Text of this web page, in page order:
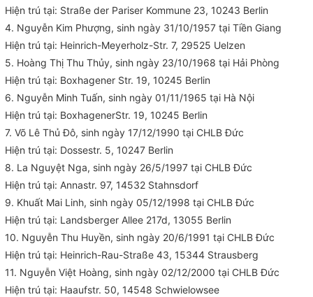
Hiện trú tại: Straße der Pariser Kommune 23, 10243 Berlin
4. Nguyễn Kim Phượng, sinh ngày 31/10/1957 tại Tiền Giang
Hiện trú tại: Heinrich-Meyerholz-Str. 7, 29525 Uelzen
5. Hoàng Thị Thu Thủy, sinh ngày 23/10/1968 tại Hải Phòng
Hiện trú tại: Boxhagener Str. 19, 10245 Berlin
6. Nguyễn Minh Tuấn, sinh ngày 01/11/1965 tại Hà Nội
Hiện trú tại: BoxhagenerStr. 19, 10245 Berlin
7. Võ Lê Thủ Đô, sinh ngày 17/12/1990 tại CHLB Đức
Hiện trú tại: Dossestr. 5, 10247 Berlin
8. La Nguyệt Nga, sinh ngày 26/5/1997 tại CHLB Đức
Hiện trú tại: Annastr. 97, 14532 Stahnsdorf
9. Khuất Mai Linh, sinh ngày 05/12/1998 tại CHLB Đức
Hiện trú tại: Landsberger Allee 217d, 13055 Berlin
10. Nguyễn Thu Huyền, sinh ngày 20/6/1991 tại CHLB Đức
Hiện trú tại: Heinrich-Rau-Straße 43, 15344 Strausberg
11. Nguyễn Việt Hoàng, sinh ngày 02/12/2000 tại CHLB Đức
Hiện trú tại: Haaufstr. 50, 14548 Schwielowsee